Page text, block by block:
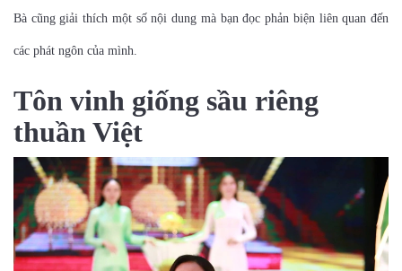
Bà cũng giải thích một số nội dung mà bạn đọc phản biện liên quan đến
các phát ngôn của mình.
Tôn vinh giống sầu riêng
thuần Việt